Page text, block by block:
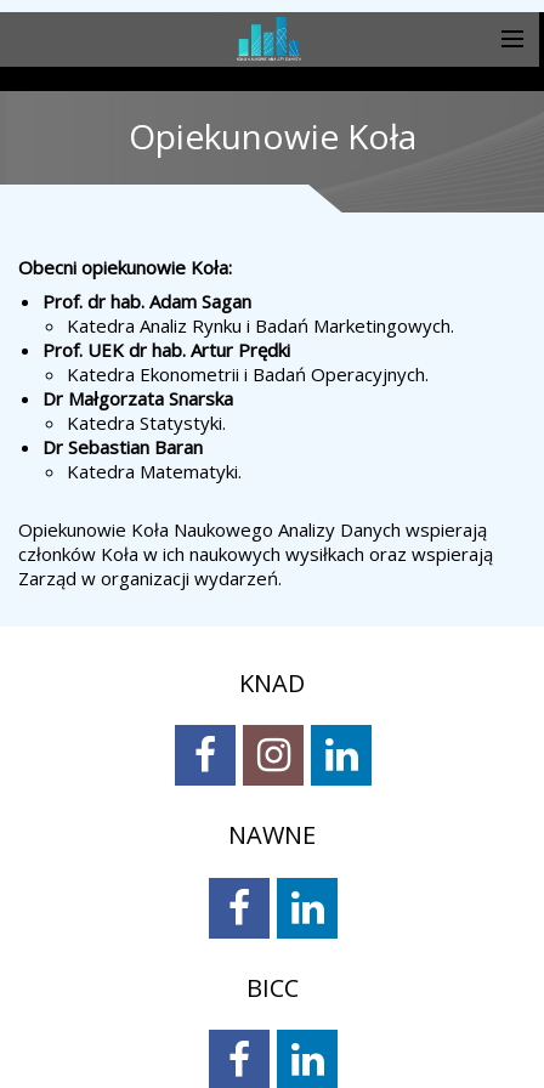
Opiekunowie Koła
Obecni opiekunowie Koła:
Prof. dr hab. Adam Sagan
Katedra Analiz Rynku i Badań Marketingowych.
Prof. UEK dr hab. Artur Prędki
Katedra Ekonometrii i Badań Operacyjnych.
Dr Małgorzata Snarska
Katedra Statystyki.
Dr Sebastian Baran
Katedra Matematyki.
Opiekunowie Koła Naukowego Analizy Danych wspierają
członków Koła w ich naukowych wysiłkach oraz wspierają
Zarząd w organizacji wydarzeń.
KNAD
NAWNE
BICC